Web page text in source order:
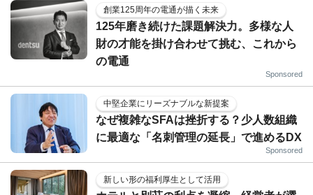
創業125周年の電通が描く未来
125年磨き続けた課題解決力。多様な人
財の才能を掛け合わせて挑む、これから
の電通
Sponsored
中堅企業にリーズナブルな新提案
なぜ複雑なSFAは挫折する？少人数組織
に最適な「名刺管理の延長」で進めるDX
Sponsored
新しい形の福利厚生として活用